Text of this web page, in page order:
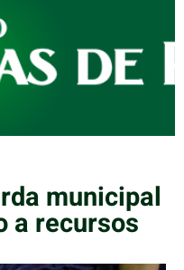
municipal
a recursos